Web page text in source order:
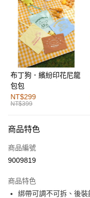
超商取貨付款
LINE Pay
街口支付
運送方式
全家取貨付款
每筆NT$60，滿
付款後全家取貨
萊爾富取貨付款
付款後萊爾富取貨
布丁狗．繽紛印花尼龍
包包
NT$299
NT$399
商品特色
商品編號
9009819
商品特色
綁帶可調不可拆、後裝